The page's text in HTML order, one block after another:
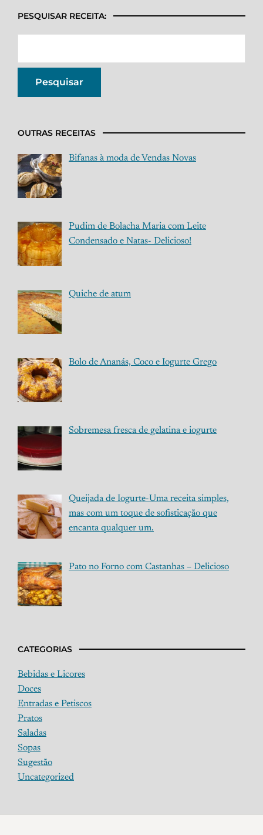
PESQUISAR RECEITA:
OUTRAS RECEITAS
Bifanas à moda de Vendas Novas
Pudim de Bolacha Maria com Leite
Condensado e Natas- Delicioso!
Quiche de atum
Bolo de Ananás, Coco e Iogurte Grego
Sobremesa fresca de gelatina e iogurte
Queijada de Iogurte-Uma receita simples,
mas com um toque de sofisticação que
encanta qualquer um.
Pato no Forno com Castanhas – Delicioso
CATEGORIAS
Bebidas e Licores
Doces
Entradas e Petiscos
Pratos
Saladas
Sopas
Sugestão
Uncategorized